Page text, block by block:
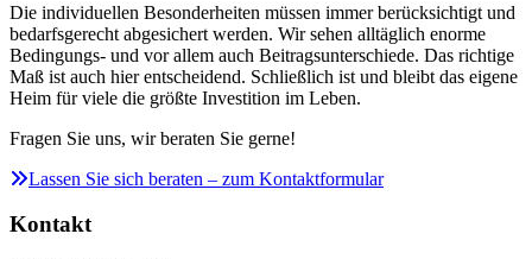
Die individuellen Besonderheiten müssen immer berücksichtigt und
bedarfsgerecht abgesichert werden. Wir sehen alltäglich enorme
Bedingungs- und vor allem auch Beitragsunterschiede. Das richtige
Maß ist auch hier entscheidend. Schließlich ist und bleibt das eigene
Heim für viele die größte Investition im Leben.
Fragen Sie uns, wir beraten Sie gerne!
Lassen Sie sich beraten – zum Kontaktformular
Kontakt